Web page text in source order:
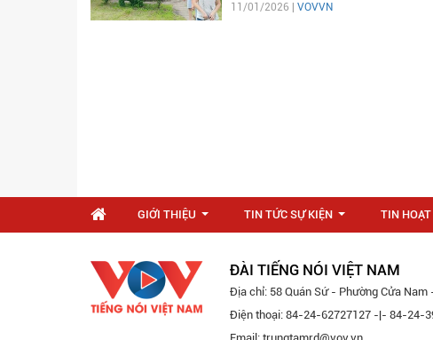
11/01/2026 | VOVVN
GIỚI THIỆU TIN TỨC SỰ KIỆN TIN
ĐÀI TIẾNG NÓI VIỆT NAM
Địa chỉ: 58 Quán Sứ - Phường Cửa Nam
Điện thoại: 84-24-62727127 -|- 84-24-